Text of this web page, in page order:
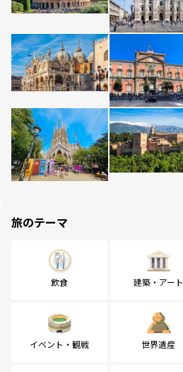
旅のテーマ
飲食 建築・アート
イベント・観戦 世界遺産